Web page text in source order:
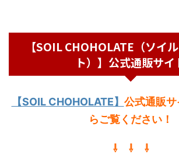
【SOIL CHOHOLATE（ソイ
ト）】公式通販サイ
【SOIL CHOHOLATE】 公式通販
らご覧ください ！
⇩ ⇩ ⇩